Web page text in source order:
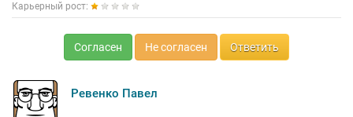
Карьерный рост:
Согласен Не согласен Ответить
Ревенко Павел